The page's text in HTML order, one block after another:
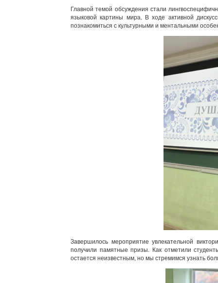
Главной темой обсуждения стали
языковой картины мира. В ходе активной
познакомиться с культурными и ментальными
Завершилось мероприятие увлекательной
получили памятные призы. Как отметили
остается неизвестным, но мы стремимся узнать